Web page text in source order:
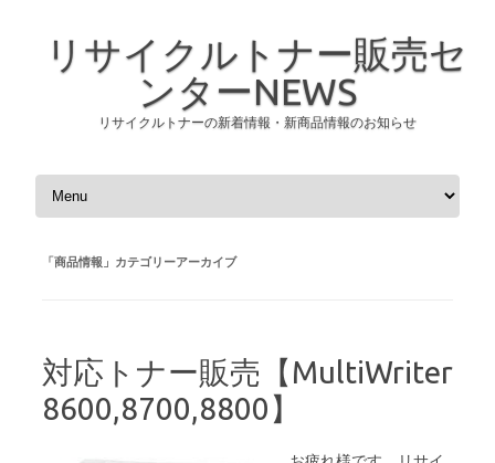
リサイクルトナー販売セ
ンターNEWS
リサイクルトナーの新着情報・新商品情報のお知らせ
コンテンツへスキップ
「商品情報 」カテゴリーアーカイブ
対応トナー販売【MultiWriter
8600,8700,8800】